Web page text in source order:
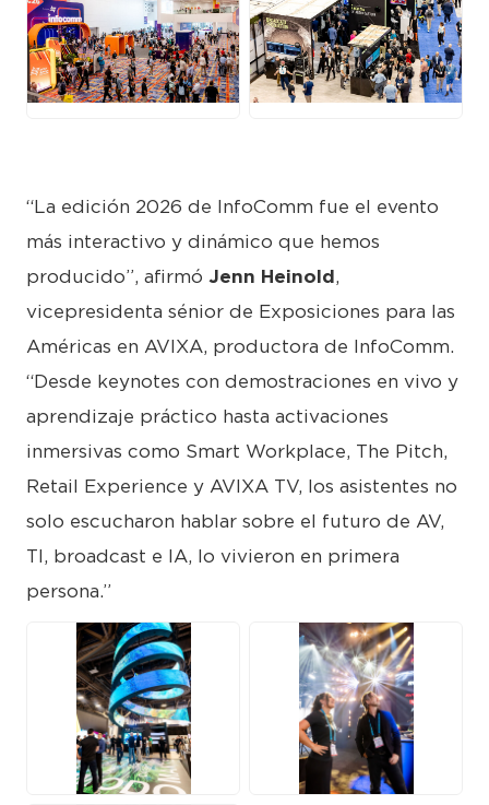
JPG JPG
“La edición 2026 de InfoComm fue el evento
más interactivo y dinámico que hemos
producido”, afirmó Jenn Heinold,
vicepresidenta sénior de Exposiciones para las
Américas en AVIXA, productora de InfoComm.
“Desde keynotes con demostraciones en vivo y
aprendizaje práctico hasta activaciones
inmersivas como Smart Workplace, The Pitch,
Retail Experience y AVIXA TV, los asistentes no
solo escucharon hablar sobre el futuro de AV,
TI, broadcast e IA, lo vivieron en primera
persona.”
JPG